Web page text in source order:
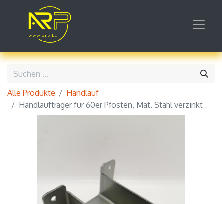
Alle Produkte
Handlauf
Handlaufträger für 60er Pfosten, Mat. Stahl verzinkt